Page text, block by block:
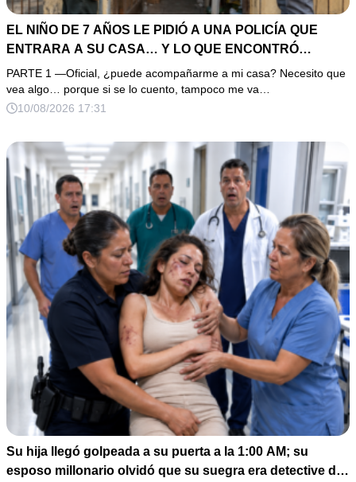
EL NIÑO DE 7 AÑOS LE PIDIÓ A UNA POLICÍA QUE
ENTRARA A SU CASA… Y LO QUE ENCONTRÓ
EXPLICÓ POR QUÉ NADIE LE CREÍA
PARTE 1 —Oficial, ¿puede acompañarme a mi casa? Necesito que
vea algo… porque si se lo cuento, tampoco me va…
10/08/2026 17:31
Su hija llegó golpeada a su puerta a la 1:00 AM; su
esposo millonario olvidó que su suegra era detective de